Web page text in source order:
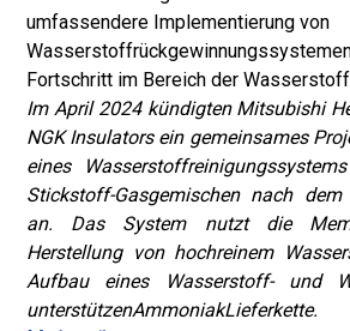
umfassendere Implementierung von
Fortschritt im Bereich der
Im April 2024 kündigten Mitsubishi
NGK Insulators ein gemeinsames
eines
Stickstoff-Gasgemischen nach dem
an. Das System nutzt die
Herstellung von hochreinem
Aufbau eines Wasserstoff- und
unterstützenAmmoniakLieferkette.